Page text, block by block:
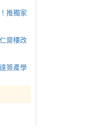
推獨家
齋樓改
簽產學